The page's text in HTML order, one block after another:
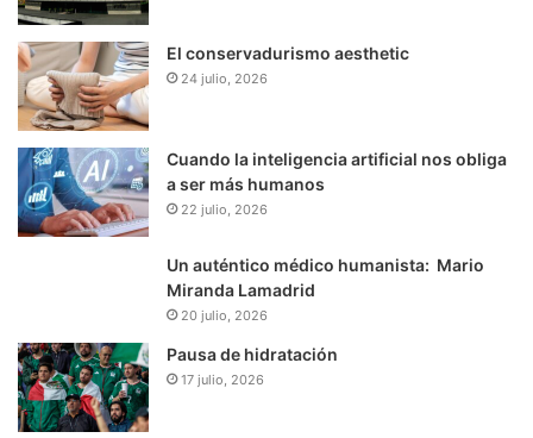
El conservadurismo aesthetic
24 julio, 2026
Cuando la inteligencia artificial nos obliga
a ser más humanos
22 julio, 2026
Un auténtico médico humanista: Mario
Miranda Lamadrid
20 julio, 2026
Pausa de hidratación
17 julio, 2026